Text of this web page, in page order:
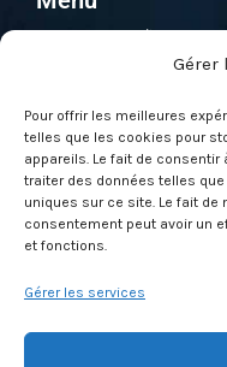
Gérer
Pour offrir les meilleures
telles que les cookies pour
appareils. Le fait de
traiter des données telles
uniques sur ce site. Le fait de
consentement peut avoir un
et fonctions.
Gérer les services
i
Pentest & Audit
Formations
Nos évènements
Qui sommes-nous ?
Actus
Contactez-nous